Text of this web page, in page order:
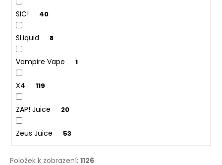
SIC! 40
SLiquid 8
Vampire Vape 1
X4 119
ZAP! Juice 20
Zeus Juice 53
Položek k zobrazení: 1126